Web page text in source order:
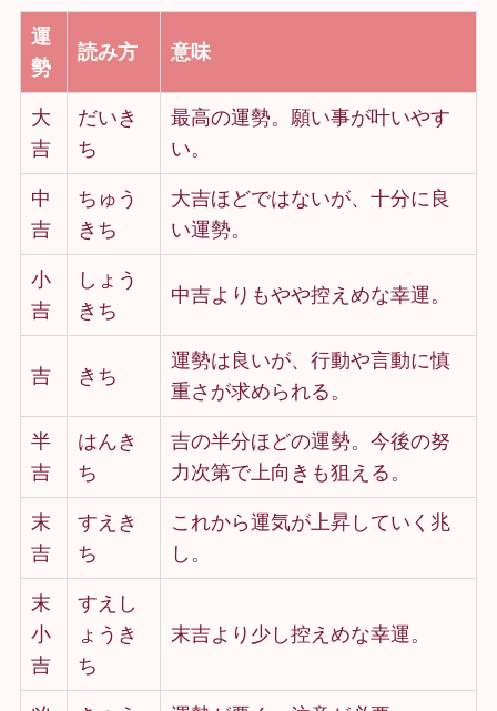
運
勢
読み方 意味
大
吉
だいき
ち
最高の運勢。願い事が叶いやす
い。
中
吉
ちゅう
きち
大吉ほどではないが、十分に良
い運勢。
小
吉
しょう
きち
中吉よりもやや控えめな幸運。
吉 きち
運勢は良いが、行動や言動に慎
重さが求められる。
半
吉
はんき
ち
吉の半分ほどの運勢。今後の努
力次第で上向きも狙える。
末
吉
すえき
ち
これから運気が上昇していく兆
し。
末
小
吉
すえし
ょうき
ち
末吉より少し控えめな幸運。